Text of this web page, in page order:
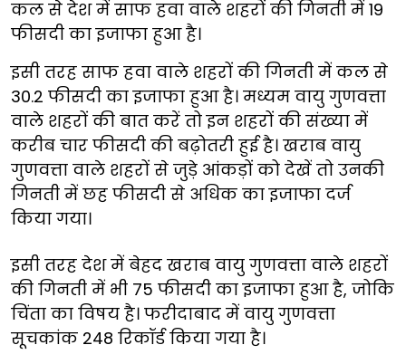
कल से देश में साफ हवा वाले शहरों की गिनती में 19
फीसदी का इजाफा हुआ है।
इसी तरह साफ हवा वाले शहरों की गिनती में कल से
30.2 फीसदी का इजाफा हुआ है। मध्यम वायु गुणवत्ता
वाले शहरों की बात करें तो इन शहरों की संख्या में
करीब चार फीसदी की बढ़ोतरी हुई है। खराब वायु
गुणवत्ता वाले शहरों से जुड़े आंकड़ों को देखें तो उनकी
गिनती में छह फीसदी से अधिक का इजाफा दर्ज
किया गया।
इसी तरह देश में बेहद खराब वायु गुणवत्ता वाले शहरों
की गिनती में भी 75 फीसदी का इजाफा हुआ है, जोकि
चिंता का विषय है। फरीदाबाद में वायु गुणवत्ता
सूचकांक 248 रिकॉर्ड किया गया है।